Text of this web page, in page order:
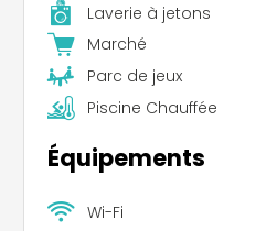
Laverie à jetons
Marché
Parc de jeux
Piscine Chauffée
Équipements
Wi-Fi